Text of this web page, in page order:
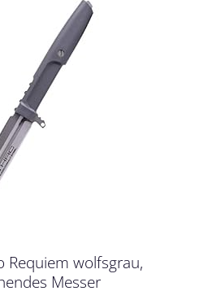
Requiem wolfsgrau,
Messer